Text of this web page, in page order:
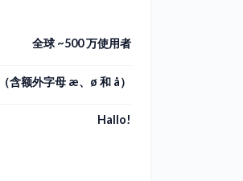
全球 ~500 万使用者
含额外字母 æ、ø 和 å）
Hallo!